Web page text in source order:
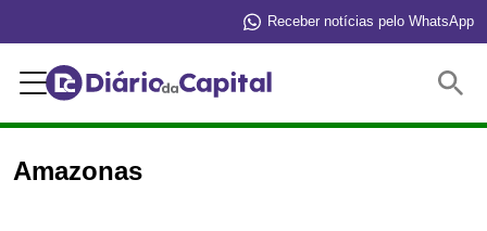
Receber notícias pelo WhatsApp
Amazonas